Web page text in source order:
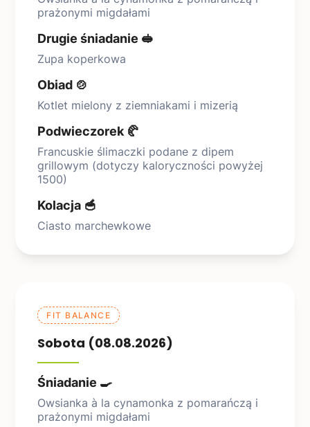
prażonymi migdałami
Drugie śniadanie 🥪
Zupa koperkowa
Obiad 🍲
Kotlet mielony z ziemniakami i mizerią
Podwieczorek 🥐
Francuskie ślimaczki podane z dipem
grillowym (dotyczy kaloryczności powyżej
1500)
Kolacja 🥣
Ciasto marchewkowe
FIT BALANCE
Sobota (08.08.2026)
Śniadanie 🍳
Owsianka à la cynamonka z pomarańczą i
prażonymi migdałami